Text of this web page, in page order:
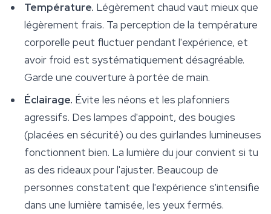
Température. Légèrement chaud vaut mieux que
légèrement frais. Ta perception de la température
corporelle peut fluctuer pendant l'expérience, et
avoir froid est systématiquement désagréable.
Garde une couverture à portée de main.
Éclairage. Évite les néons et les plafonniers
agressifs. Des lampes d'appoint, des bougies
(placées en sécurité) ou des guirlandes lumineuses
fonctionnent bien. La lumière du jour convient si tu
as des rideaux pour l'ajuster. Beaucoup de
personnes constatent que l'expérience s'intensifie
dans une lumière tamisée, les yeux fermés.